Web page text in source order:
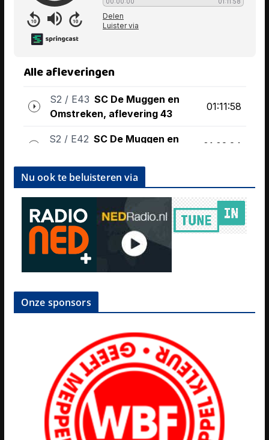
Nu ook te beluisteren via
Onze sponsors